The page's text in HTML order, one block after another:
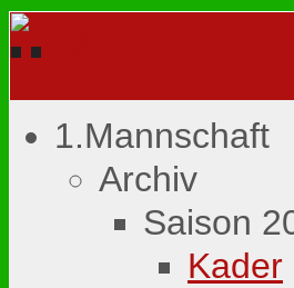
1.Mannschaft
Archiv
Saison
Kader